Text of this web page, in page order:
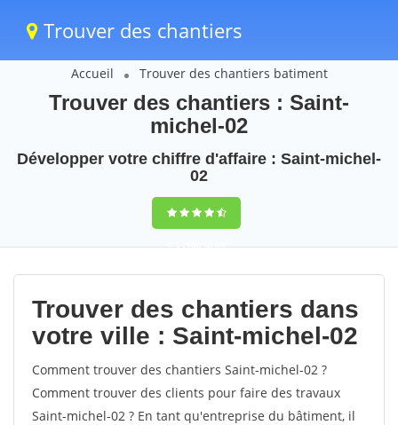
Trouver des chantiers
Accueil Trouver des chantiers batiment
Trouver des chantiers : Saint-
michel-02
Développer votre chiffre d'affaire : Saint-michel-
02
9,5(100%)69
votes
Trouver des chantiers dans
votre ville : Saint-michel-02
Comment trouver des chantiers Saint-michel-02 ?
Comment trouver des clients pour faire des travaux
Saint-michel-02 ? En tant qu'entreprise du bâtiment, il